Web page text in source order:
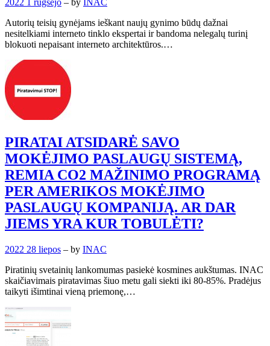
2022 1 rugsėjo – by
INAC
Autorių teisių gynėjams ieškant naujų gynimo būdų dažnai
nesitelkiami interneto tinklo ekspertai ir bandoma nelegalų turinį
blokuoti nepaisant interneto architektūros.…
PIRATAI ATSIDARĖ SAVO
MOKĖJIMO PASLAUGŲ SISTEMĄ,
REMIA CO2 MAŽINIMO PROGRAMĄ
PER AMERIKOS MOKĖJIMO
PASLAUGŲ KOMPANIJĄ. AR DAR
JIEMS YRA KUR TOBULĖTI?
2022 28 liepos – by INAC
Piratinių svetainių lankomumas pasiekė kosmines aukštumas. INAC
skaičiavimais piratavimas šiuo metu gali siekti iki 80-85%. Pradėjus
taikyti išimtinai vieną priemonę,…